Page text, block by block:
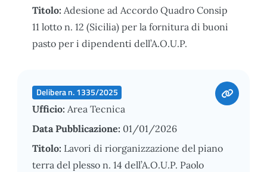
Titolo: Adesione ad Accordo Quadro Consip
11 lotto n. 12 (Sicilia) per la fornitura di buoni
pasto per i dipendenti dell’A.O.U.P.
Delibera n. 1335/2025
Ufficio: Area Tecnica
Data Pubblicazione: 01/01/2026
Titolo: Lavori di riorganizzazione del piano
terra del plesso n. 14 dell’A.O.U.P. Paolo